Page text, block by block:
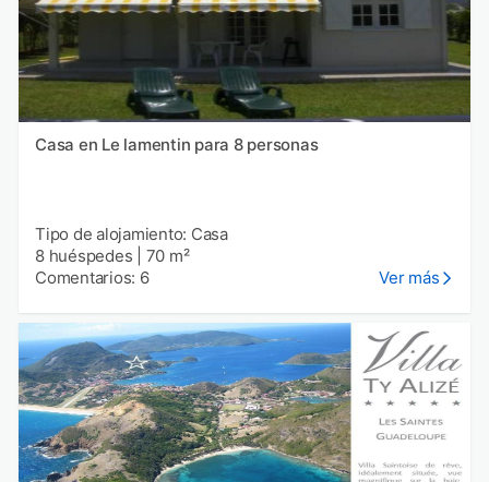
Casa en Le lamentin para 8 personas
Tipo de alojamiento: Casa
8 huéspedes
70 m²
Comentarios: 6
Ver más